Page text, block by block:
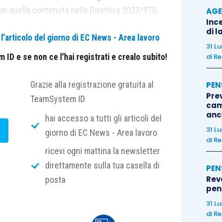
quella contenuta nella Direttiva 2023/970,
stessa individuazione delle differenze
3 si definisce il livello retributivo come “
retribuzione oraria lorda
riferita ai “
su base personale, discrezionale o
medesima categoria di lavoratori e fondate su
innanzitutto è necessario richiamare
come l’insieme di lavoratori e lavoratrici che
del giorno di EC News - Area lavoro
ID e se non ce l'hai registrati e crealo subito!
Grazie alla registrazione gratuita al
TeamSystem ID
hai accesso a tutti gli articoli del
giorno di EC News - Area lavoro
ricevi ogni mattina la newsletter
direttamente sulla tua casella di
posta
di
31
di
31
di
31
di